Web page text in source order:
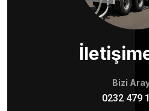
Bizi
0232 479